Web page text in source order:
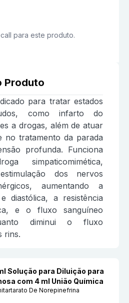
para este produto.
Produto
para tratar estados
como infarto do
a drogas, além de atuar
no tratamento da parada
profunda. Funciona
simpaticomimética,
dos nervos
aumentando a
diastólica, a resistência
e o fluxo sanguíneo
diminui o fluxo
rins.
Solução para Diluição para
com 4 ml União Química
De Norepinefrina